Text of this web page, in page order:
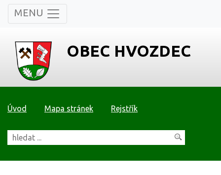
MENU
OBEC HVOZDEC
Úvod Mapa stránek Rejstřík